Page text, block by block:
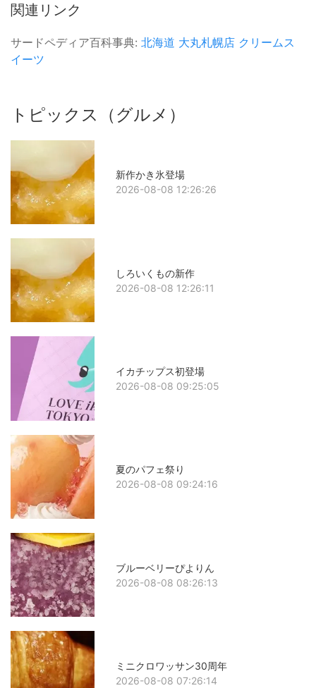
関連リンク
サードペディア百科事典: 北海道 大丸札幌店 クリームス
イーツ
トピックス（グルメ）
新作かき氷登場
2026-08-08 12:26:26
しろいくもの新作
2026-08-08 12:26:11
イカチップス初登場
2026-08-08 09:25:05
夏のパフェ祭り
2026-08-08 09:24:16
ブルーベリーぴよりん
2026-08-08 08:26:13
ミニクロワッサン30周年
2026-08-08 07:26:14